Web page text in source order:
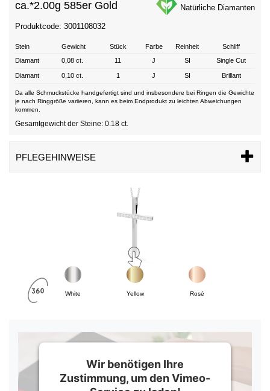
ca.*2.00g 585er Gold Natürliche Diamanten
Produktcode: 3001108032
Stein Gewicht Stück Farbe Reinheit
Schliff
Diamant
0,08 ct. 11 J SI Single Cut
Diamant 0,10 ct. 1 J SI Brillant
Da alle Schmuckstücke handgefertigt sind und insbesondere bei Ringen die Gewichte
je nach Ringgröße variieren, kann es beim Endprodukt zu leichten Abweichungen
kommen.
Gesamtgewicht der Steine: 0.18 ct.
PFLEGEHINWEISE
White Rosé
Yellow
Wir benötigen Ihre
Zustimmung, um den Vimeo-